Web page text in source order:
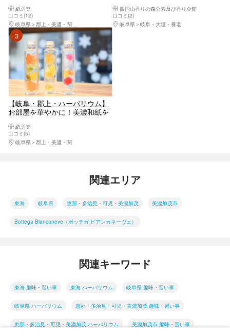
（小サイズ）
紙刃楽
口コミ(12)
岐阜県
郡上・美濃・関
四国山香りの森公園及び香り会館
口コミ(2)
岐阜県
岐阜・大垣・養老
3位
【岐阜・郡上・ハーバリウム】
お部屋を華やかに！美濃和紙を
り体験（大サイズ）
紙刃楽
口コミ(5)
岐阜県
郡上・美濃・関
関連エリア
東海 岐阜県 恵那・多治見・可児・美濃加茂 美濃加茂市
Bottega Biancaneve（ボッテガ ビアンカネーヴェ）
関連キーワード
東海 趣味・習い事 東海 ハーバリウム 岐阜県 趣味・習い事
岐阜県 ハーバリウム 恵那・多治見・可児・美濃加茂 趣味・習い事
恵那・多治見・可児・美濃加茂 ハーバリウム 美濃加茂市 趣味・習い事